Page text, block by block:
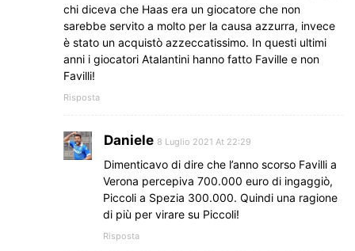
chi diceva che Haas era un giocatore che non
sarebbe servito a molto per la causa azzurra, invece
è stato un acquistò azzeccatissimo. In questi ultimi
anni i giocatori Atalantini hanno fatto Faville e non
Favilli!
Risposta
Daniele 8 Luglio 2021 At 22:29
Dimenticavo di dire che l’anno scorso Favilli a
Verona percepiva 700.000 euro di ingaggiò,
Piccoli a Spezia 300.000. Quindi una ragione
di più per virare su Piccoli!
Risposta